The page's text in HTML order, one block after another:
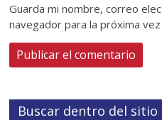
Guarda mi nombre, correo
navegador para la próxima
Buscar dentro del sitio